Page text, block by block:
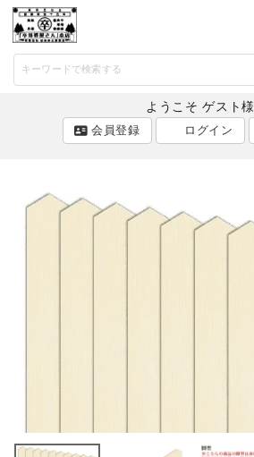
ようこそ ゲスト様
会員登録
ログイン